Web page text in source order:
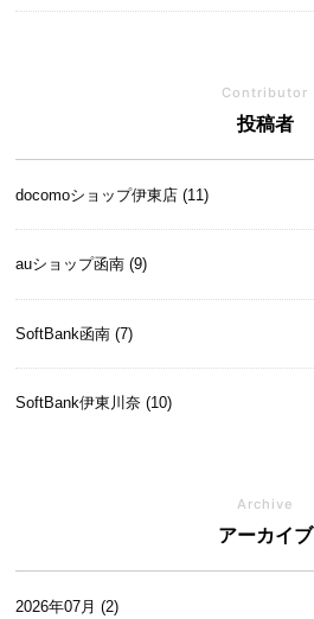
Contributor
投稿者
docomoショップ伊東店 (11)
auショップ函南 (9)
SoftBank函南 (7)
SoftBank伊東川奈 (10)
本社 (33)
Archive
アーカイブ
2026年07月 (2)